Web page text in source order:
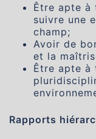
Être apte à
suivre une
champ;
Avoir de
et la
Être apte à
Rapports